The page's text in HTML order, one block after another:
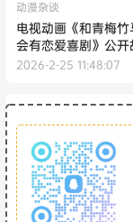
动漫杂谈
电视动画《和青梅竹
会有恋爱喜剧》公开
图
2026-2-25 11:48:07